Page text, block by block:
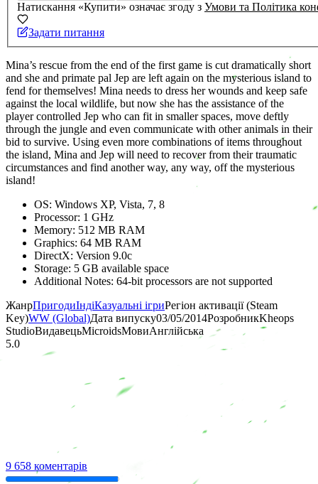
Натискання «Купити» означає згоду з Умови та Політика
Задати питання
Mina’s rescue from the end of the first game is cut dramatically short
and she and primate pal Jep are left again on the mysterious island to
fend for themselves! Mina needs to dress her wounds and keep safe
against the local wildlife, but now she has the assistance of the
player controlled Jep who can fit in smaller spaces, move deftly
through the jungle and even communicate with other animals in their
bid to survive. Using even more combinations of items throughout
the island, Mina and Jep will need to recover from their traumatic
circumstances and find another way, any way, off the mysterious
island!
OS: Windows XP, Vista, 7, 8
Processor: 1 GHz
Memory: 512 MB RAM
Graphics: 64 MB RAM
DirectX: Version 9.0c
Storage: 5 GB available space
Additional Notes: 64-bit processors are not supported
ЖанрПригодиІндіКазуальні ігриРегіон активації (Steam
Key)WW (Global)Дата випуску03/05/2014РозробникKheops
StudioВидавецьMicroidsМовиАнглійська
5.0
9 658 коментарів